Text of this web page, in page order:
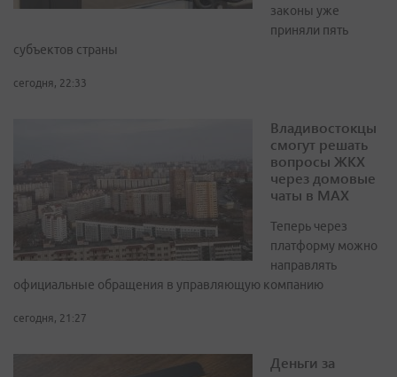
законы уже
приняли пять
субъектов страны
сегодня, 22:33
Владивостокцы
смогут решать
вопросы ЖКХ
через домовые
чаты в МАХ
Теперь через
платформу можно
направлять
официальные обращения в управляющую компанию
сегодня, 21:27
Деньги за